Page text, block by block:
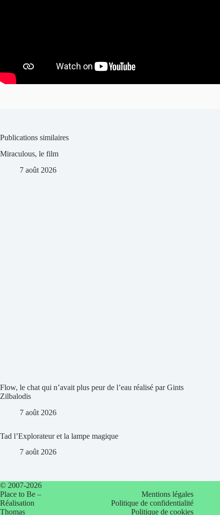
Publications similaires
Miraculous, le film
7 août 2026
Flow, le chat qui n’avait plus peur de l’eau réalisé par Gints
Zilbalodis
7 août 2026
Tad l’Explorateur et la lampe magique
7 août 2026
© 2007-2026
Place to Be –
Réalisation
Thomas
Mentions légales
Politique de confidentialité
Politique de cookies